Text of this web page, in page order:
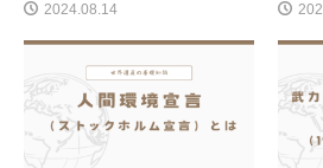
2024.08.14